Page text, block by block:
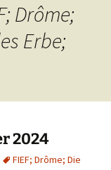
Drôme;
Erbe;
2024
FIEF; Drôme; Die